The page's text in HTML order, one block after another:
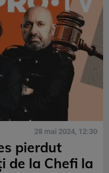
28 mai 2024, 12:30
pierdut
de la Chefi la